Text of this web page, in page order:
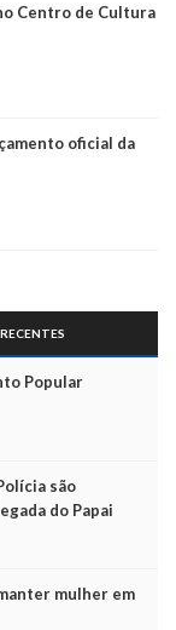
Centro de Cultura
oficial da
RECENTES
Popular
são
do Papai
mulher em